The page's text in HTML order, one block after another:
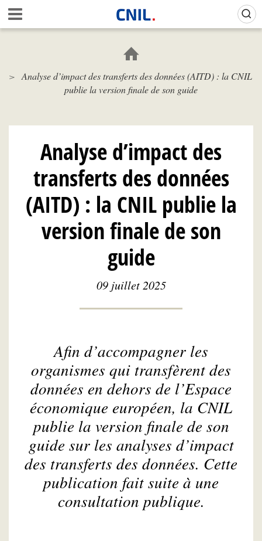
Aller
au
contenu
c
i
l
N
L
Analyse d’impact des transferts des données (AITD) : la CNIL
publie la version finale de son guide
Analyse d’impact des
transferts des données
(AITD) : la CNIL publie la
version finale de son
guide
09 juillet 2025
Afin d’accompagner les
organismes qui transfèrent des
données en dehors de l’Espace
économique européen, la CNIL
publie la version finale de son
guide sur les analyses d’impact
des transferts des données. Cette
publication fait suite à une
consultation publique.
Gestion de vos préférences sur les cookies (témoins de connexion)